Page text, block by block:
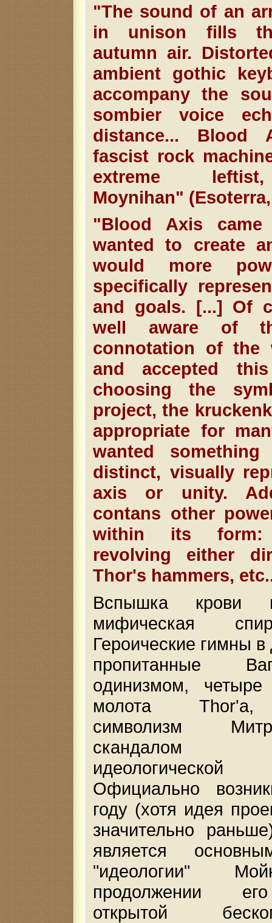
"The sound of an
in unison fills
autumn air.
ambient gothic
accompany the
sombier voice
distance...
fascist rock
extreme
Moynihan"
"Blood Axis
wanted to create
would more
specifically
and goals. [...] Of
well aware of
connotation of the
and accepted
choosing the
project, the
appropriate for
wanted
distinct, visually
axis or unity.
contans other
within its form:
revolving either
Thor's hammers,
Вспышка крови
мифическая
Героические гимны
пропитанные
oдинизмом,
молота Thor'a,
символизм
скандалом
Официально
году (хотя идея
значительно
является
"идеологии"
продолжении
открытой